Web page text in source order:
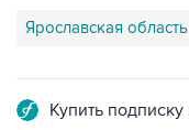
Ярославская область
Купить